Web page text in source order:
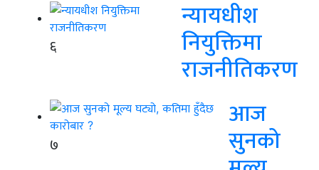
६
न्यायधीश
नियुक्तिमा
राजनीतिकरण
७
आज
सुनको